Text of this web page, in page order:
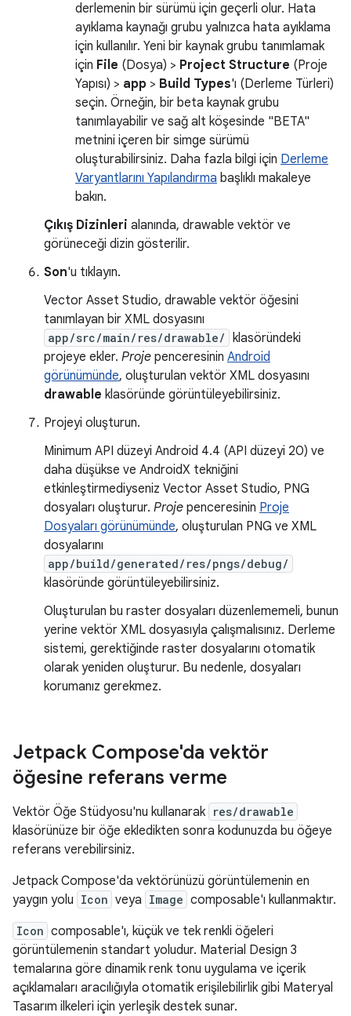
derlemenin bir sürümü için geçerli olur. Hata
ayıklama kaynağı grubu yalnızca hata ayıklama
için kullanılır. Yeni bir kaynak grubu tanımlamak
için File (Dosya) > Project Structure (Proje
Yapısı) > app > Build Types'ı (Derleme Türleri)
seçin. Örneğin, bir beta kaynak grubu
tanımlayabilir ve sağ alt köşesinde "BETA"
metnini içeren bir simge sürümü
oluşturabilirsiniz. Daha fazla bilgi için Derleme
Varyantlarını Yapılandırma başlıklı makaleye
bakın.
Çıkış Dizinleri alanında, drawable vektör ve
görüneceği dizin gösterilir.
Son'u tıklayın.
Vector Asset Studio, drawable vektör öğesini
tanımlayan bir XML dosyasını
app/src/main/res/drawable/ klasöründeki
projeye ekler. Proje penceresinin Android
görünümünde, oluşturulan vektör XML dosyasını
drawable klasöründe görüntüleyebilirsiniz.
Projeyi oluşturun.
Minimum API düzeyi Android 4.4 (API düzeyi 20) ve
daha düşükse ve AndroidX tekniğini
etkinleştirmediyseniz Vector Asset Studio, PNG
dosyaları oluşturur. Proje penceresinin Proje
Dosyaları görünümünde, oluşturulan PNG ve XML
dosyalarını
app/build/generated/res/pngs/debug/
klasöründe görüntüleyebilirsiniz.
Oluşturulan bu raster dosyaları düzenlememeli, bunun
yerine vektör XML dosyasıyla çalışmalısınız. Derleme
sistemi, gerektiğinde raster dosyalarını otomatik
olarak yeniden oluşturur. Bu nedenle, dosyaları
korumanız gerekmez.
Jetpack Compose'da vektör
öğesine referans verme
Vektör Öğe Stüdyosu'nu kullanarak res/drawable
klasörünüze bir öğe ekledikten sonra kodunuzda bu öğeye
referans verebilirsiniz.
Jetpack Compose'da vektörünüzü görüntülemenin en
yaygın yolu Icon veya Image composable'ı kullanmaktır.
Icon composable'ı, küçük ve tek renkli öğeleri
görüntülemenin standart yoludur. Material Design 3
temalarına göre dinamik renk tonu uygulama ve içerik
açıklamaları aracılığıyla otomatik erişilebilirlik gibi Materyal
Tasarım ilkeleri için yerleşik destek sunar.